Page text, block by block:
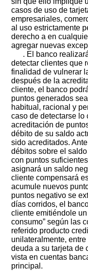
casos de uso de
empresariales,
al uso estrictamente
derecho a en
agregar nuevas
. El banco realizará
detectar clientes que
finalidad de vulnerar
después de la
cliente, el banco
puntos generados
habitual, racional y
caso de detectarse lo
acreditación de
débito de su saldo
sido acreditados.
débitos sobre el
con puntos
asignará un saldo
cliente compensará
acumule nuevos
puntos negativo se
días corridos, el
cliente emitiéndole
consumo” según las
referido producto
unilateralmente,
deuda a su tarjeta de
vista en cuentas
principal.